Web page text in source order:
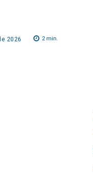
2026 2min.